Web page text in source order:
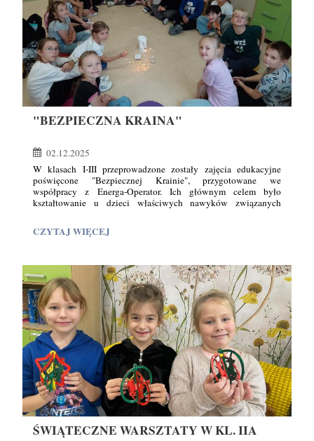
"BEZPIECZNA KRAINA"
02.12.2025
W klasach I-III przeprowadzone zostały zajęcia edukacyjne
poświęcone "Bezpiecznej Krainie", przygotowane we
współpracy z Energa-Operator. Ich głównym celem było
kształtowanie u dzieci właściwych nawyków związanych
niebezpiecznych sytuacji oraz jak reagować, gdy zauważą
prądem. Uczniowie poznali także zawód elektryka
i elektromontera. Dzieci mogły zobaczyć narzędzia
i wyposażenie wykorzystywane w tych profesjach, a także
dowiedzieć się, jak ważna i odpowiedzialna jest ta praca. Zajęcia
zakończyły się wspólnym podsumowaniem najważniejszych
zasad bezpiecznego korzystania z energii elektrycznej.
Uczniowie utrwalali zdobytą wiedzę rozwiązując zagadki oraz
oglądając kr
"BEZPIECZNA
CZYTAJ WIĘCEJ
ŚWIĄTECZNE WARSZTATY W KL. IIA